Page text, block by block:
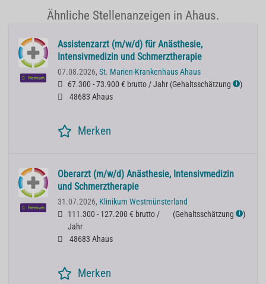
Ähnliche Stellenanzeigen in Ahaus.
Premium
Assistenzarzt (m/w/d) für Anästhesie,
Intensivmedizin und Schmerztherapie
07.08.2026, St. Marien-Krankenhaus Ahaus
67.300 - 73.900 € brutto / Jahr (Gehaltsschätzung ℹ )
48683 Ahaus
Merken
Premium
Oberarzt (m/w/d) Anästhesie, Intensivmedizin
und Schmerztherapie
31.07.2026, Klinikum Westmünsterland
111.300 - 127.200 € brutto /
Jahr
(Gehaltsschätzung ℹ )
48683 Ahaus
Merken